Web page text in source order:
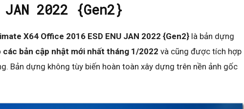
JAN 2022 {Gen2}
X64 Office 2016 ESD ENU JAN 2022 {Gen2} là bản dựng
bản cập nhật mới nhất tháng 1/2022 và cũng được tích hợp
Bản dựng không tùy biến hoàn toàn xây dựng trên nền ảnh gốc